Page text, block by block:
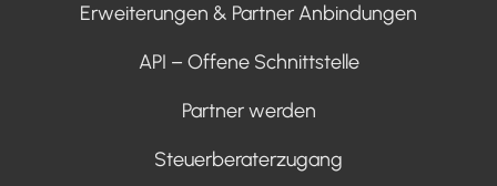
Erweiterungen & Partner Anbindungen
API – Offene Schnittstelle
Partner werden
Steuerberaterzugang